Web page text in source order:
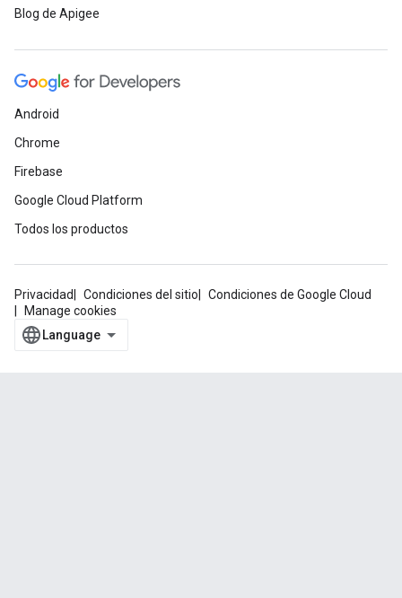
Blog de Apigee
Android
Chrome
Firebase
Google Cloud Platform
Todos los productos
Privacidad Condiciones del sitio
Condiciones de Google Cloud
Manage cookies